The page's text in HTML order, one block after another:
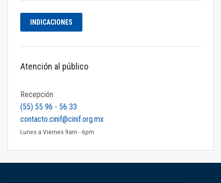
Atención al público
Recepción
(55) 55 96 - 56 33
contacto.cinif@cinif.org.mx
Lunes a Viernes 9am - 6pm